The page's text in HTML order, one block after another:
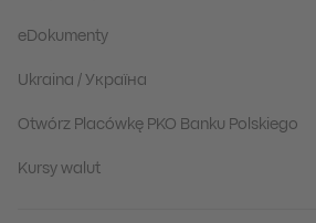
eDokumenty
Ukraina / Україна
Otwórz Placówkę PKO Banku Polskiego
Kursy walut